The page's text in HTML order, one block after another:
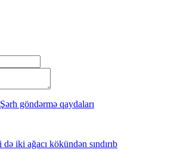
Şərh göndərmə qaydaları